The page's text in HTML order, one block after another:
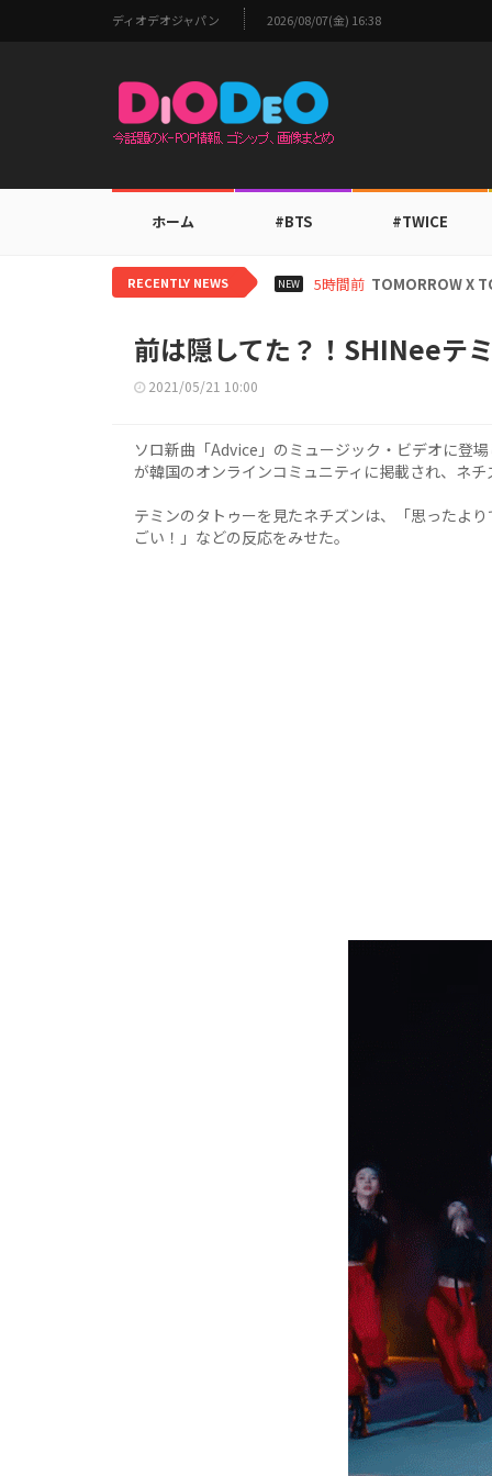
ディオデオジャパン 2026/08/07(金) 16:38
ホーム #BTS #TWICE
RECENTLY NEWS NEW 5時間前 TOMORROW X
前は隠してた？！SHINeeテ
2021/05/21 10:00
ソロ新曲「Advice」のミュージック・ビデオに登
が韓国のオンラインコミュニティに掲載され、ネ
テミンのタトゥーを見たネチズンは、「思ったよ
ごい！」などの反応をみせた。